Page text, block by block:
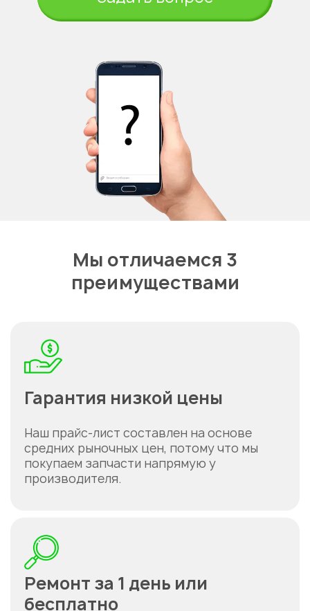
Мы отличаемся 3
преимуществами
Гарантия низкой цены
Наш прайс-лист составлен на основе
средних рыночных цен, потому что мы
покупаем запчасти напрямую у
производителя.
Ремонт за 1 день или
бесплатно